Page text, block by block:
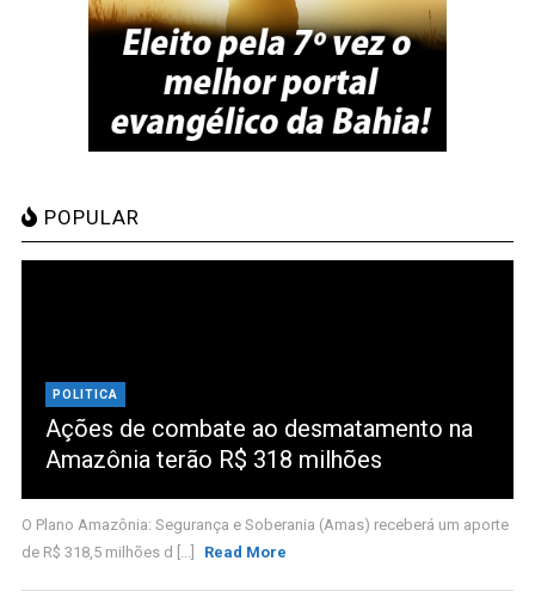
POPULAR
POLITICA
Ações de combate ao desmatamento na
Amazônia terão R$ 318 milhões
O Plano Amazônia: Segurança e Soberania (Amas) receberá um aporte
de R$ 318,5 milhões d [...]
Read More